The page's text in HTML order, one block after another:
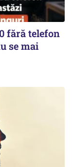
fără telefon
se mai